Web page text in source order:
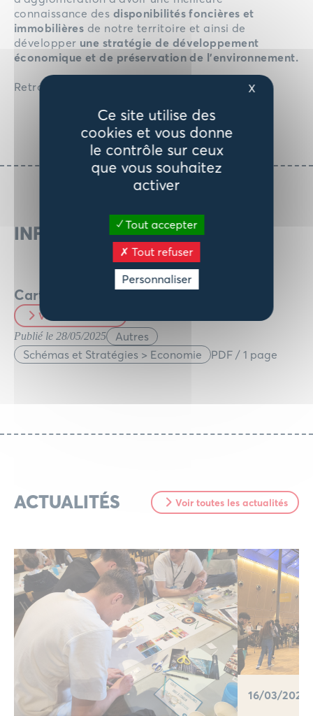
X
Ce site utilise des
cookies et vous donne
le contrôle sur ceux
que vous souhaitez
activer
Tout accepter
Tout refuser
Personnaliser
connaissance des disponibilités foncières et
immobilières de notre territoire et ainsi de
développer une stratégie de développement
économique et de préservation de l’environnement.
Retrouvez la carte ZAE dans
INFOTHÈQUE
Carte Zone d’Activité Economique
Voir le document
Publié le 28/05/2025
Autres
Schémas et Stratégies > Economie
PDF / 1 page
ACTUALITÉS Voir toutes les actualités
16/03/2026